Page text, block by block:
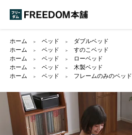
ホーム ＞ ベッド ＞
ダブルベッド
ホーム
＞ ベッド ＞
すのこベッド
ホーム
＞ ベッド ＞
ローベッド
ホーム
＞ ベッド ＞
木製ベッド
ホーム
＞ ベッド ＞ フレームのみのベッド